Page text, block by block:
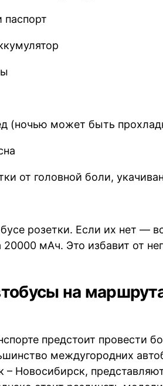
паспорт
(ночью может быть
от головной боли,
розетки. Если их нет —
мАч. Это избавит от
на
предстоит провести
междугородних
– Новосибирск,